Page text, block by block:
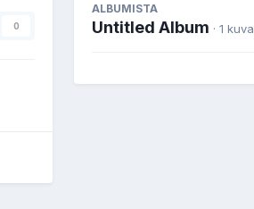
0
ALBUMISTA
Untitled Album · 1 kuva